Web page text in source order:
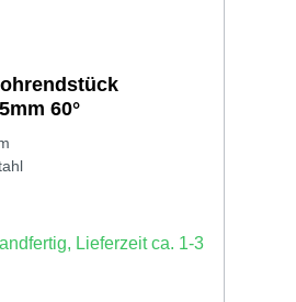
60°
Lieferzeit ca. 1-3